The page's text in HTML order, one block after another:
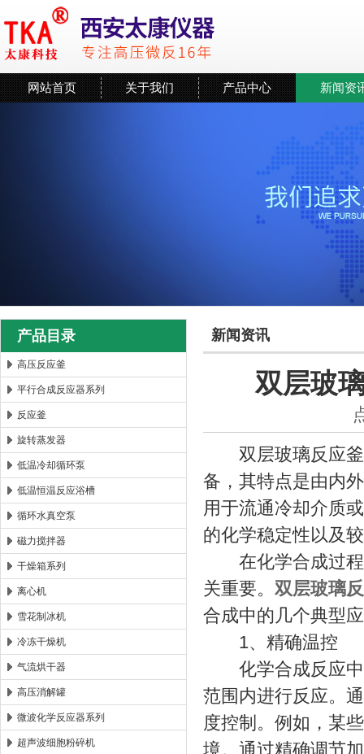
西安太康生物科技有限公司
网站首页 关于我们 产品中心 新闻资
产品目录
高压反应釜
平行合成反应器系列
反应釜
旋转蒸发器
低温冷却循环泵
低温恒温反应浴槽
循环水真空泵
磁力搅拌器
干燥箱系列
离心机
雪花制冰机
冷冻干燥机
气流烘干器
高压消解罐
微波化学反应器系列
超声波细胞粉碎机
新闻资讯
双层玻
双层玻璃反应釜
备，其特点是由内
用于流通冷却介质
的化学稳定性以及
在化学合成过程
关重要。 双层玻璃
合成中的几个典型
1、精确温控
化学合成反应中
范围内进行反应。
度控制。例如，某
境。通过精确调节